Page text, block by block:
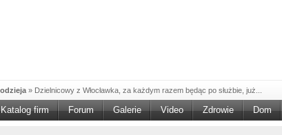
» Dzielnicowy z Włocławka, za każdym razem będąc po służbie, już...
w NGO'»Ruszył nabór w konkursie „Wsparcie Organizacji Wolontariatu w NGO –
Katalog firm Forum Galerie Video Zdrowie Dom